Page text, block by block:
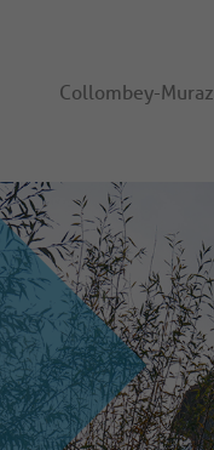
Collombey-Muraz